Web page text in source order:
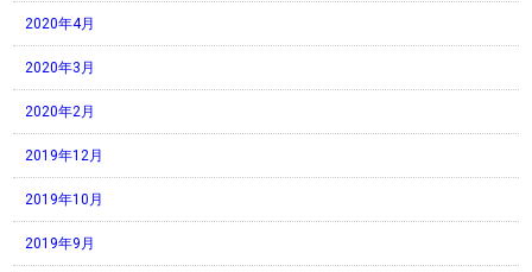
2020年4月
2020年3月
2020年2月
2019年12月
2019年10月
2019年9月